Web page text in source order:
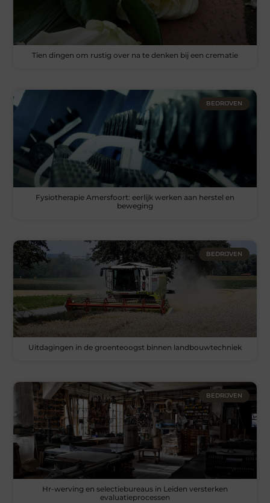
Tien dingen om rustig over na te denken bij een crematie
BEDRIJVEN
Fysiotherapie Amersfoort: eerlijk werken aan herstel en
beweging
BEDRIJVEN
Uitdagingen in de groenteoogst binnen landbouwtechniek
BEDRIJVEN
Hr-werving en selectiebureaus in Leiden versterken
evaluatieprocessen